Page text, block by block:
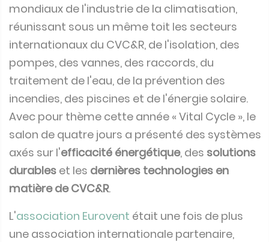
mondiaux de l'industrie de la climatisation,
réunissant sous un même toit les secteurs
internationaux du CVC&R, de l'isolation, des
pompes, des vannes, des raccords, du
traitement de l'eau, de la prévention des
incendies, des piscines et de l'énergie solaire.
Avec pour thème cette année « Vital Cycle », le
salon de quatre jours a présenté des systèmes
axés sur l'efficacité énergétique, des solutions
durables et les dernières technologies en
matière de CVC&R.
L'association Eurovent était une fois de plus
une association internationale partenaire,